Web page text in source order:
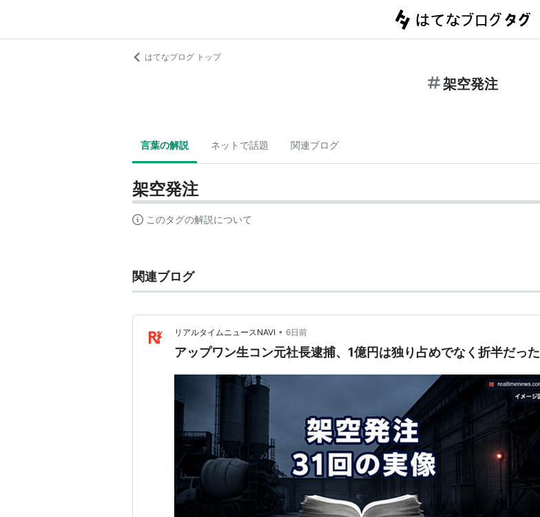
はてなブログ トップ
架空発注
言葉の解説 ネットで話題 関連ブログ
架空発注
このタグの解説について
関連ブログ
リアルタイムニュースNAVI • 6日前
アップワン生コン元社長逮捕、1億円は独り占めでなく折半だった